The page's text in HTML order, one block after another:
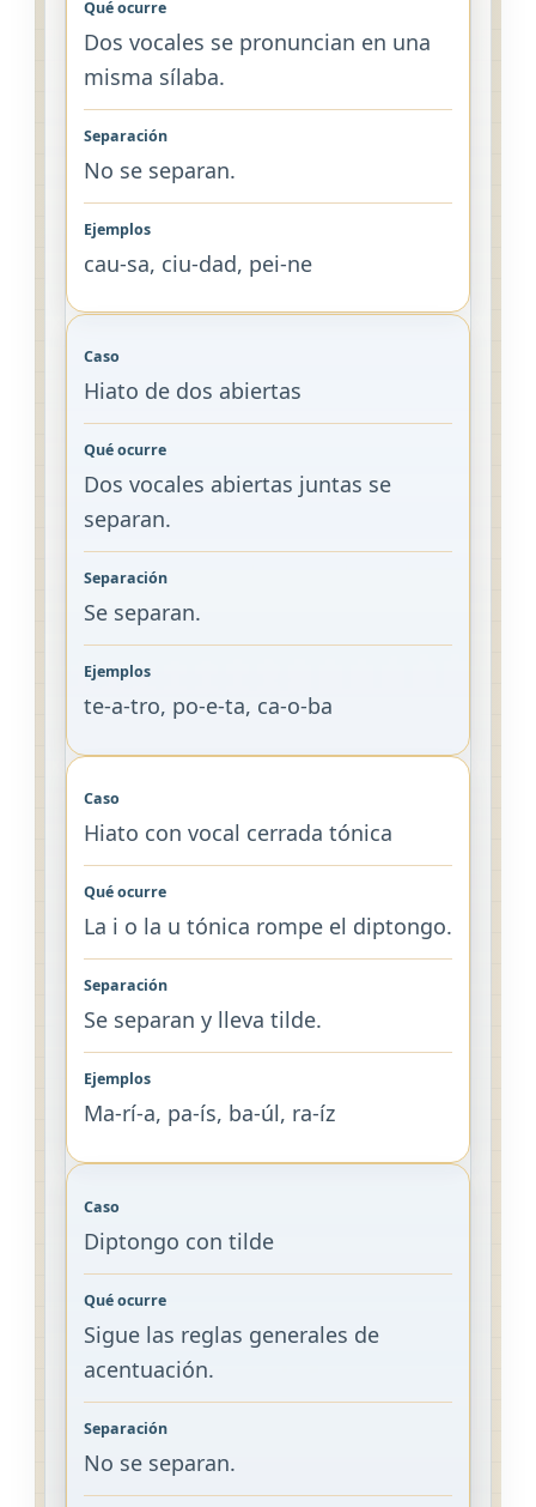
Dos vocales se pronuncian en una
misma sílaba.
No se separan.
cau-sa, ciu-dad, pei-ne
Hiato de dos abiertas
Dos vocales abiertas juntas se
separan.
Se separan.
te-a-tro, po-e-ta, ca-o-ba
Hiato con vocal cerrada tónica
La i o la u tónica rompe el diptongo.
Se separan y lleva tilde.
Ma-rí-a, pa-ís, ba-úl, ra-íz
Diptongo con tilde
Sigue las reglas generales de
acentuación.
No se separan.